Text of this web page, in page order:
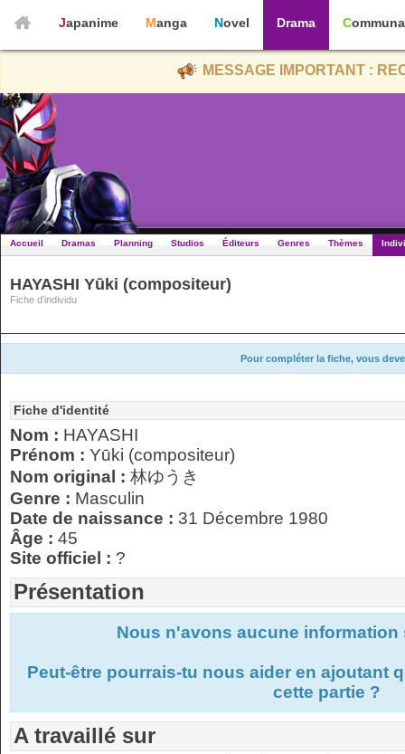
Japanime Manga Novel Drama
MESSAGE IMPORTANT :
Accueil Dramas Planning Studios Éditeurs Genres Thèmes
HAYASHI Yūki (compositeur)
Fiche d'individu
Pour compléter la fiche, vous
Fiche d'identité
Nom : HAYASHI
Prénom : Yūki (compositeur)
Nom original : 林ゆうき
Genre : Masculin
Date de naissance : 31 Décembre 1980
Âge : 45
Site officiel : ?
Présentation
Nous n'avons aucune
Peut-être pourrais-tu nous aider en ajoutant
cette partie ?
A travaillé sur